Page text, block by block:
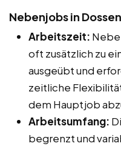
Nebenjobs in
Arbeitszeit:
oft zusätzlich zu
ausgeübt und
zeitliche
dem Hauptjob
Arbeitsumfang:
begrenzt und